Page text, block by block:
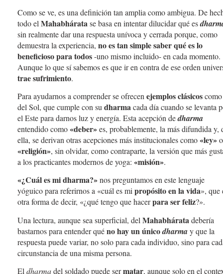
Como se ve, es una definición tan amplia como ambigua. De
todo el Mahabháratase basa en intentar dilucidar qué es
sin realmente dar una respuesta unívoca y cerrada porque, como
demuestra la experiencia, no es tan simple saber qué es lo
beneficioso para todos-uno mismo incluido- en cada momento.
Aunque lo que sí sabemos es que ir en contra de ese orden
trae sufrimiento.
Para ayudarnos a comprender se ofrecen ejemplos clásicos
del Sol, que cumple con su dharmacada día cuando se levanta
el Este para darnos luz y energía. Esta acepción dedharma
entendido como«deber»es, probablemente, la más difundida y,
ella, se derivan otras acepciones más institucionales como«ley»o
«religión», sin olvidar, como contraparte, la versión que más
a los practicantes modernos de yoga: «misión».
«¿Cuál es mi dharma?»nos preguntamos en este lenguaje
yóguico para referirnos a «cuál es mipropósito en la vida», que
otra forma de decir, «¿qué tengo que hacerpara ser feliz?».
Una lectura, aunque sea superficial, del Mahabháratadebería
bastarnos para entender quéno hay un únicodharmay que la
respuesta puede variar, no solo para cada individuo, sino para
circunstancia de una misma persona.
Eldharmadel soldado puede sermatar, aunque solo en el